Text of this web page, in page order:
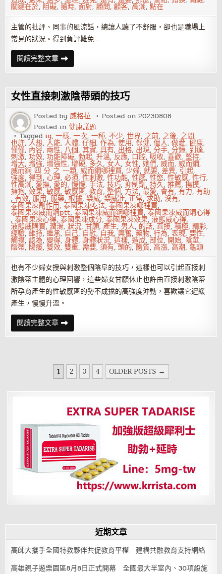
關鍵在於, 阻礙, 隨時,面對,顧問,顧客,高潮,點在
主管的批評、同事的風涼話，總讓人聽了不舒服，卻也是職場上
常見的狀況。得到負評難免…
閱讀完整文章被
罵
也
逆
轉
勝！
面
對
負
評
的
三
大
重
點
女性直接刺激陰蒂頭的技巧
Posted by威格拉 Posted on20230808
Posted in健康議題
Tagged ig,一樣,一次,一種,不少,世界, 之前, 之後, 之間,
也許,人想,人能,人體,仔細,作為,使用,保健,個人,做愛,健康,
僅僅, 內容, 兩性, 八個,其實,具有, 出格, 出現,分手,分鐘, 到達,
刺激,功效,功能障礙,勃起,升溫, 反應, 口腔, 吸收,喜歡,堅持,
增大,增強,增強性,增硬, 多久,女人,女性,她們,威而,威而鋼,
威而鋼 四 分 之 一顆,威而鋼哪裡買,少婦,就要,差異, 引起,
強度,得到,心理,必須,性刺激,性功能,性感,性慾,性敏感,性行,
性高潮, 愛撫, 愛的,慢慢,手法,技巧,抑制劑,持久,推薦,撫摸,
擁抱,效果,敏感,敏感區,教育,整個, 方法,最愛, 會有,有力,有助
,有效,服用,服藥,根據,樂威,樂威壯,正常,求助,沒有,
泰國果凍副作用,泰國果凍吃法,泰國果凍哪裡買,
泰國果凍威而鋼ptt,泰國果凍威而鋼哪裡買,泰國果凍威而鋼心得
,泰國果凍心得,泰國果凍成分,泰國果凍效果,液態威心得,
液態威購買,潤滑,狀況,甘願,產生, 男人, 的話,直接,積極,精彩,
經驗,維持,繼承, 自己, 自慰, 自我,興奮,藥物,行為,表現,要性,
觸摸,認為,變得,身體,身體狀況,這樣,造成,部位, 開始, 陰莖,
陰蒂, 陽痿,雙效,雙重, 需要,須有,頭的,體質,高漲,高潮, 龜頭
也有不少婦女授與刺激整個陰阜的技巧，這樣也可以引起直接刺
激陰蒂主體的心理回響，這些婦女甘願休止也許由直接刺激陰蒂
所孕育產生的性敏感區的勢不成擋的高強度沖動，喜歡讓它遲緩
產生，慢慢升溫。
閱讀完整文章女
性
直
陰
蒂
頭
技
1 2 3 4 OLDER POSTS →
近期文章
高師大攜手全國特教夥伴共促教育平權 建構共融教育支持網絡
高雄親子遊樂園區8月8日正式開幕 全國最大半室內、30項設施